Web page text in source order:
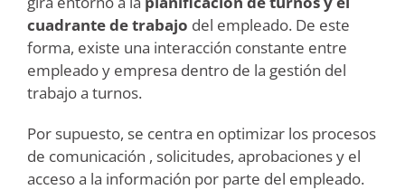
cuadrante de trabajo del empleado. De este
forma, existe una interacción constante entre
empleado y empresa dentro de la gestión del
trabajo a turnos.
Por supuesto, se centra en optimizar los procesos
de comunicación , solicitudes, aprobaciones y el
acceso a la información por parte del empleado.